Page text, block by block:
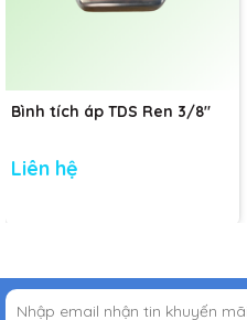
Bình tích áp TDS Ren 3/8"
Liên hệ